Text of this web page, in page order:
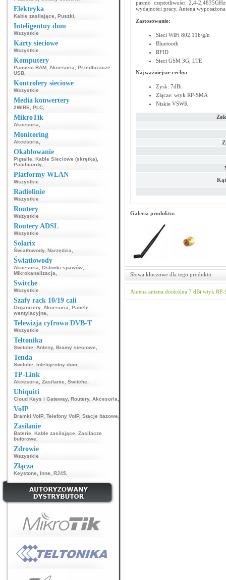
Elektryka
Kable zasilające Puszki
Inteligentny dom
Wszystkie
Karty sieciowe
Wszystkie
Komputery
Pamięci RAM Akcesoria
Przedłużacze
USB
Kontrolery sieciowe
Wszystkie
Media konwertery
2WIRE PLC
MikroTik
Akcesoria
Monitoring
Akcesoria
Okablowanie
Pigtaile Kable Sieciowe (skrętka)
Patchcordy,
Platformy WLAN
Wszystkie
Radiolinie
Wszystkie
Routery
Wszystkie
Routery ADSL
Wszystkie
Solarix
Światłowody, Narzędzia
Światłowody
Akcesoria Osłonki spawów
Mikrokanalizacja
Switche
Wszystkie
Szafy rack 10/19 cali
Organizery, Akcesoria
Panele
wentylacyjne
Telewizja cyfrowa DVB-T
Wszystkie
Teltonika
Switche Anteny, Bramy sieciowe
Tenda
Switche Inteligentny dom
TP-Link
Akcesoria Zasilanie Switche
Ubiquiti
Cloud Keys i Gateway, Routery, Akcesoria
VoIP
Bramki VoIP, Telefony VoIP, Stacje bazowe
Zasilanie
Baterie Kable zasilające
Zasilacze
buforowe
Zdrowie
Wszystkie
Złącza
Keystone Inne RJ45
pasmo częstotliwości 2,4-
wydajności pracy. Antena
Zastosowanie:
Sieci WiFi 802.11b/g/n
Bluetooth
RFID
Sieci GSM 3G, LTE
Najważniejsze cechy:
Zysk: 7dBi
Złącze: wtyk RP-SMA
Niskie VSWR
Galeria produktu:
Słowa kluczowe dla tego produktu:
Antena antena dookólna 7 dBi wtyk RP-